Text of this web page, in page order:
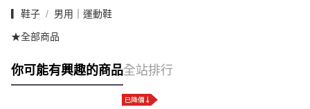
▎鞋子 男用｜運動鞋
★全部商品
你可能有興趣的商品全站排行